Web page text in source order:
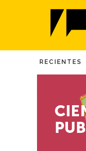
RECIENTES